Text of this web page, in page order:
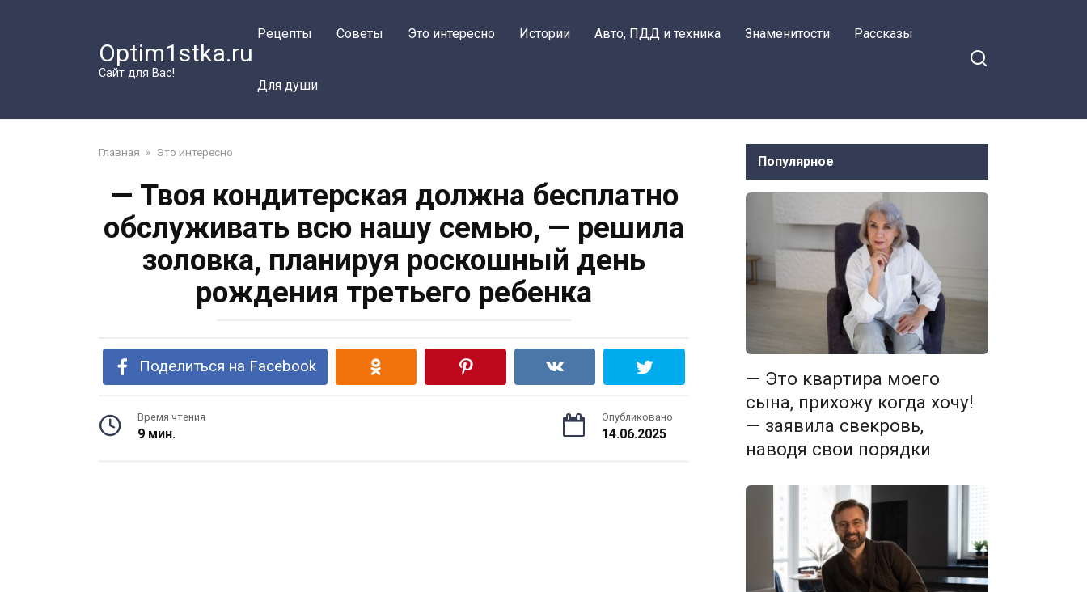
Optim1stka.ru
Сайт для Вас!
Рецепты Советы Это интересно Истории Авто, ПДД и техника Знаменитости Рассказы
Для души
Главная » Это интересно
— Твоя кондитерская должна бесплатно
обслуживать всю нашу семью, — решила
золовка, планируя роскошный день
рождения третьего ребенка
Поделиться на Facebook
Время чтения
9 мин.
Опубликовано
14.06.2025
Популярное
— Это квартира моего
сына, прихожу когда хочу!
— заявила свекровь,
наводя свои порядки